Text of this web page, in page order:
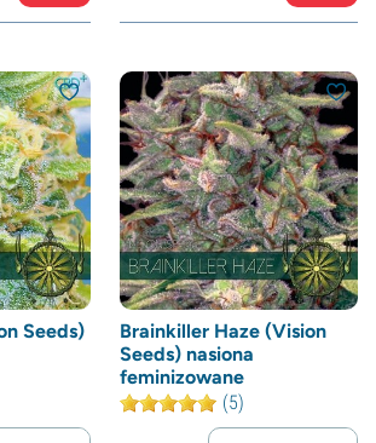
Seeds)
Brainkiller Haze (Vision
Seeds) nasiona
feminizowane
(5)